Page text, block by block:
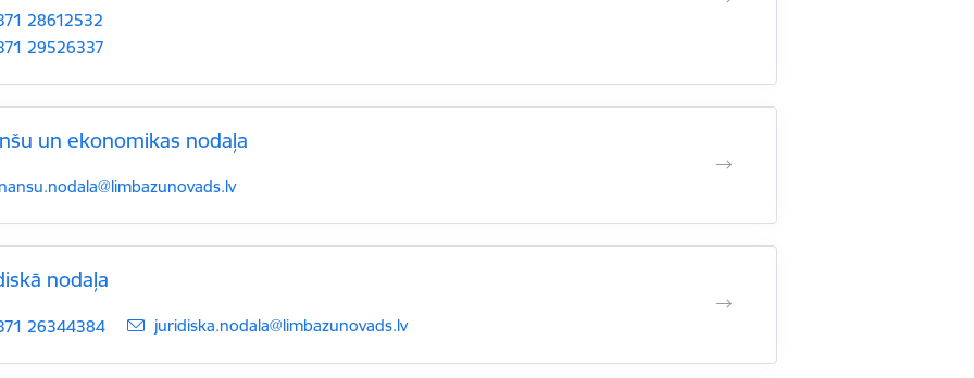
28612532
29526337
un ekonomikas nodaļa
pasts:
nodaļa
26344384 E-pasts:
juridiska.nodala@limbazunovads.lv